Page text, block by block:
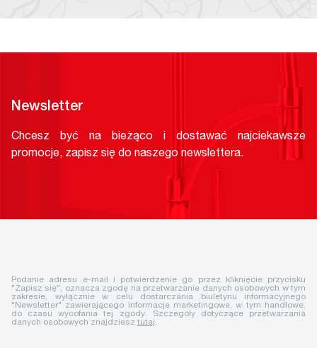
Newsletter
Chcesz być na bieżąco i dostawać najciekawsze
promocje, zapisz się do naszego newslettera.
Podanie adresu e-mail i potwierdzenie go przez kliknięcie przycisku
"Zapisz się", oznacza zgodę na przetwarzanie danych osobowych w tym
zakresie, wyłącznie w celu dostarczania biuletynu informacyjnego
"Newsletter" zawierającego informacje marketingowe, w tym handlowe,
do czasu wycofania tej zgody. Szczegóły dotyczące przetwarzania
danych osobowych znajdziesz tutaj.